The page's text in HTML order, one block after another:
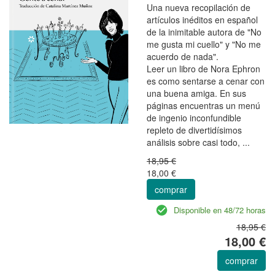
Una nueva recopilación de
artículos inéditos en español
de la inimitable autora de "No
me gusta mi cuello" y "No me
acuerdo de nada".
Leer un libro de Nora Ephron
es como sentarse a cenar con
una buena amiga. En sus
páginas encuentras un menú
de ingenio inconfundible
repleto de divertidísimos
análisis sobre casi todo, ...
18,95 €
18,00 €
comprar
Disponible en 48/72 horas
18,95 €
18,00 €
comprar